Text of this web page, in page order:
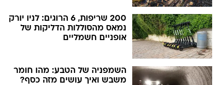
200 שריפות, 6 הרוגים: לניו יורק
נמאס מהסוללות הדליקות של
אופניים חשמליים
השמפניה של הטבע: מהו חומר
משבש ואיך עושים מזה כסף?